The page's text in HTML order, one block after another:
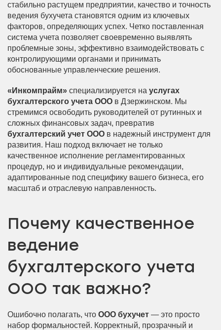
стабильно растущем предприятии, качество и точность
ведения бухучета становятся одним из ключевых
факторов, определяющих успех. Четко поставленная
система учета позволяет своевременно выявлять
проблемные зоны, эффективно взаимодействовать с
контролирующими органами и принимать
обоснованные управленческие решения.
«Инкомпрайм» специализируется на услугах
бухгалтерского учета ООО в Дзержинском. Мы
стремимся освободить руководителей от рутинных и
сложных финансовых задач, превратив
бухгалтерский учет ООО в надежный инструмент для
развития. Наш подход включает не только
качественное исполнение регламентированных
процедур, но и индивидуальные рекомендации,
адаптированные под специфику вашего бизнеса, его
масштаб и отраслевую направленность.
Почему качественное
ведение
бухгалтерского учета
ООО так важно?
Ошибочно полагать, что ООО бухучет — это просто
набор формальностей. Корректный, прозрачный и